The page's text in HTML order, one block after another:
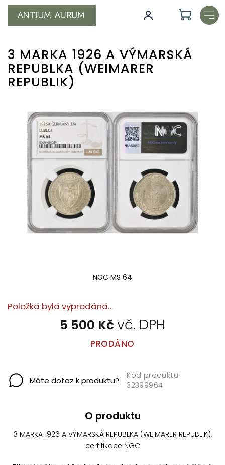
obsah
3 MARKA 1926 A VÝMARSKÁ
REPUBLKA (WEIMARER
REPUBLIK)
5 500 Kč
PRODÁNO
Položka byla vyprodána…
NGC MS 64
Máte dotaz k produktu? 32399964
O produktu
3 MARKA 1926 A VÝMARSKÁ REPUBLKA (WEIMARER REPUBLIK),
certifikace NGC